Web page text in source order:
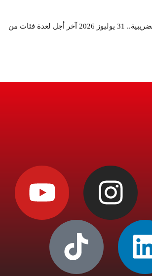
الإقرارات والأداءات الضريبية.. 31 يوليوز 2026 آخر أجل لعدة فئات من